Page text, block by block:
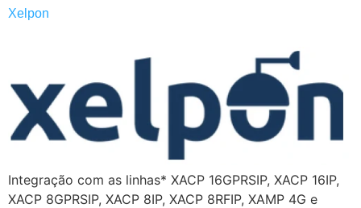
Xelpon
Integração com as linhas* XACP 16GPRSIP, XACP 16IP,
XACP 8GPRSIP, XACP 8IP, XACP 8RFIP, XAMP 4G e